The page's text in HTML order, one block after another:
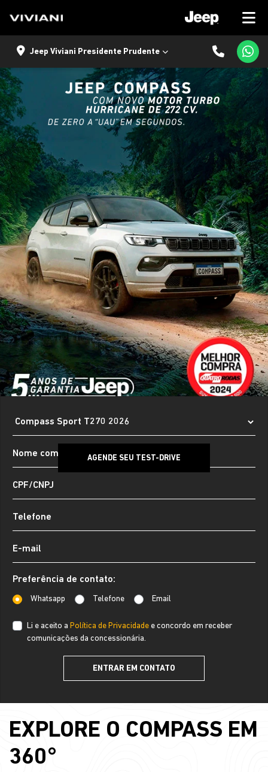
Jeep Viviani Presidente Prudente
Preferência de contato:
Whatsapp Telefone Email
Li e aceito a Política de Privacidade e concordo em receber
comunicações da concessionária.
ENTRAR EM CONTATO
AGENDE SEU TEST-DRIVE
EXPLORE O COMPASS EM
360°